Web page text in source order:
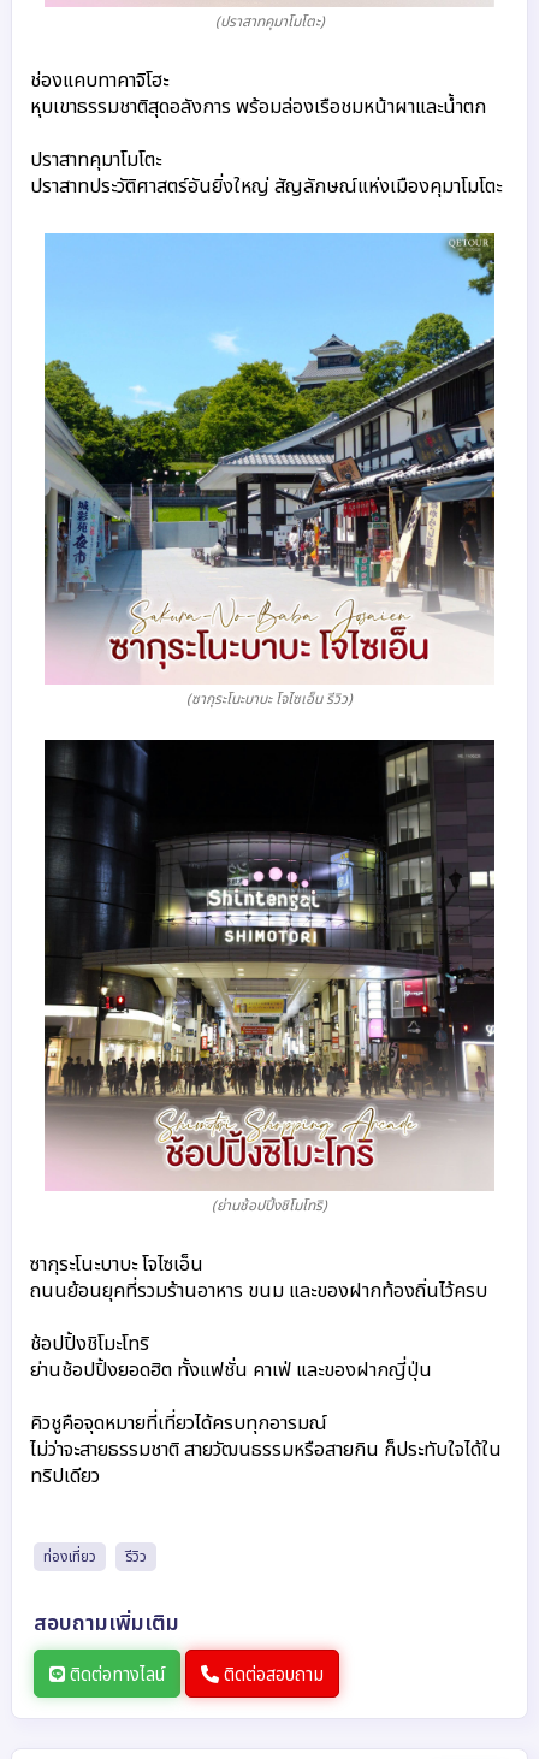
(ปราสาทคุมาโมโตะ)
ช่องแคบทาคาจิโฮะ
หุบเขาธรรมชาติสุดอลังการ พร้อมล่องเรือชมหน้าผาและน้ำตก
ปราสาทคุมาโมโตะ
ปราสาทประวัติศาสตร์อันยิ่งใหญ่ สัญลักษณ์แห่งเมืองคุมาโมโตะ
(ซากุระโนะบาบะ โจไซเอ็น รีวิว)
(ย่านช้อปปิ้งชิโมโทริ)
ซากุระโนะบาบะ โจไซเอ็น
ถนนย้อนยุคที่รวมร้านอาหาร ขนม และของฝากท้องถิ่นไว้ครบ
ช้อปปิ้งชิโมะโทริ
ย่านช้อปปิ้งยอดฮิต ทั้งแฟชั่น คาเฟ่ และของฝากญี่ปุ่น
คิวชูคือจุดหมายที่เที่ยวได้ครบทุกอารมณ์
ไม่ว่าจะสายธรรมชาติ สายวัฒนธรรมหรือสายกิน ก็ประทับใจได้ใน
ทริปเดียว
ท่องเที่ยว รีวิว
สอบถามเพิ่มเติม
ติดต่อทางไลน์ ติดต่อสอบถาม